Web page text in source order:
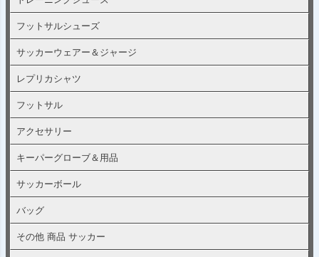
フットサルシューズ
サッカーウェアー＆ジャージ
レプリカシャツ
フットサル
アクセサリー
キーパーグローブ＆用品
サッカーボール
バッグ
その他 商品 サッカー